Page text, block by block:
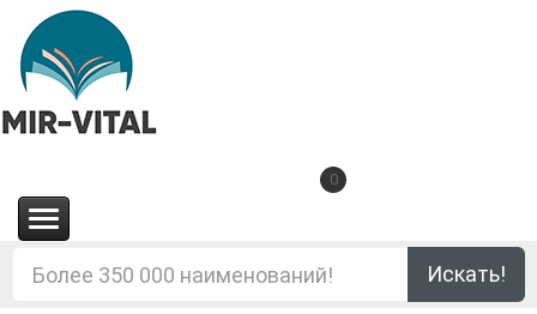
0
Искать!